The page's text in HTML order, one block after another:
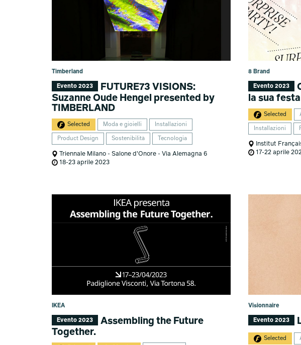
Timberland
Evento 2023
FUTURE73 VISIONS:
Suzanne Oude Hengel presented by
TIMBERLAND
Selected Moda e gioielli Installazioni
Product Design Sostenibilità Tecnologia
Triennale Milano - Salone d'Onore - Via Alemagna 6
18-23 aprile 2023
8 Brand
Evento 2023
la sua
Selected
Installazioni
Institut
17-22 aprile
IKEA
Evento 2023
Assembling the Future
Together.
Visionnaire
Evento 2023
Selected